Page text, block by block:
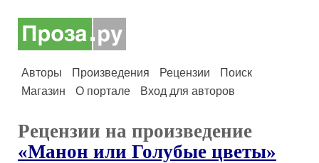
Авторы Произведения Рецензии
Поиск
Магазин
О портале Вход для авторов
Рецензии на произведение
«Манон или Голубые цветы»